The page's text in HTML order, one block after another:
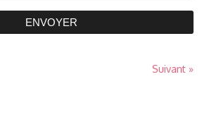
ENVOYER
Suivant »